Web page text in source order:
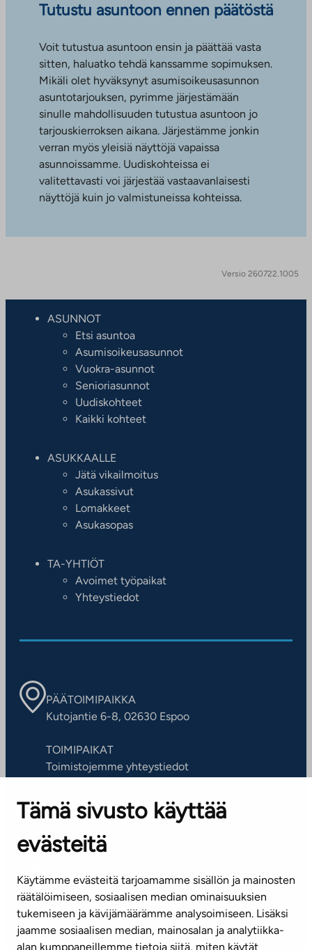
Tämä sivusto käyttää
evästeitä
Käytämme evästeitä tarjoamamme sisällön ja mainosten
räätälöimiseen, sosiaalisen median ominaisuuksien
tukemiseen ja kävijämäärämme analysoimiseen. Lisäksi
jaamme sosiaalisen median, mainosalan ja analytiikka-
alan kumppaneillemme tietoja siitä, miten käytät
Tutustu asuntoon ennen päätöstä
Voit tutustua asuntoon ensin ja päättää vasta
sitten, haluatko tehdä kanssamme sopimuksen.
Mikäli olet hyväksynyt asumisoikeusasunnon
asuntotarjouksen, pyrimme järjestämään
sinulle mahdollisuuden tutustua asuntoon jo
tarjouskierroksen aikana. Järjestämme jonkin
verran myös yleisiä näyttöjä vapaissa
asunnoissamme. Uudiskohteissa ei
valitettavasti voi järjestää vastaavanlaisesti
näyttöjä kuin jo valmistuneissa kohteissa.
Versio 260722.1005
ASUNNOT
Etsi asuntoa
Asumisoikeusasunnot
Vuokra-asunnot
Senioriasunnot
Uudiskohteet
Kaikki kohteet
ASUKKAALLE
Jätä vikailmoitus
Asukassivut
Lomakkeet
Asukasopas
TA-YHTIÖT
Avoimet työpaikat
Yhteystiedot
PÄÄTOIMIPAIKKA
Kutojantie 6-8, 02630 Espoo
TOIMIPAIKAT
Toimistojemme yhteystiedot
ASIAKASPALVELUKESKUS
Puh. 045 7734 3777
(arkisin klo 8-16)
info@ta.fi
Tilaa uutiskirje